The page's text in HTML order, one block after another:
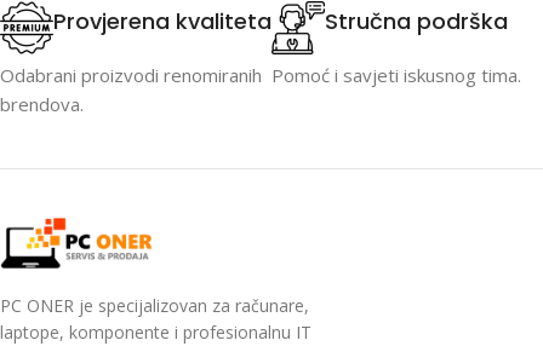
Provjerena kvaliteta
Odabrani proizvodi renomiranih
brendova.
Stručna podrška
Pomoć i savjeti iskusnog tima.
PC ONER je specijalizovan za računare,
laptope, komponente i profesionalnu IT